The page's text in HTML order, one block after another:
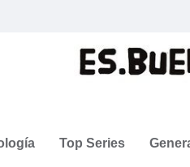
Top Series